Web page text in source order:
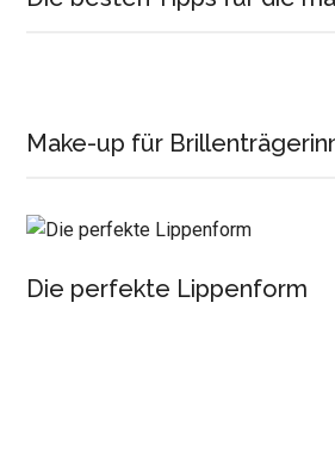
Make-up für
Die perfekte Lippenform